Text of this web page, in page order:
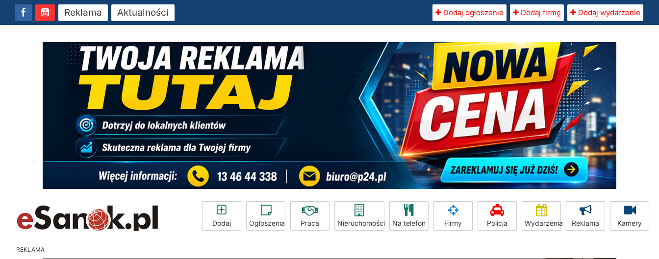
Reklama Aktualności Dodaj ogłoszenie Dodaj firmę Dodaj wydarzenie
Dodaj Ogłoszenia Praca Nieruchomości Na telefon Firmy Policja Wydarzenia Reklama Kamery
REKLAMA